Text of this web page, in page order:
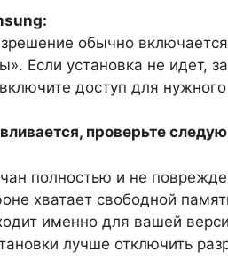
обычно
Если установка не идет,
доступ для
проверьте
полностью и не
хватает свободной
именно для вашей
лучше отключить